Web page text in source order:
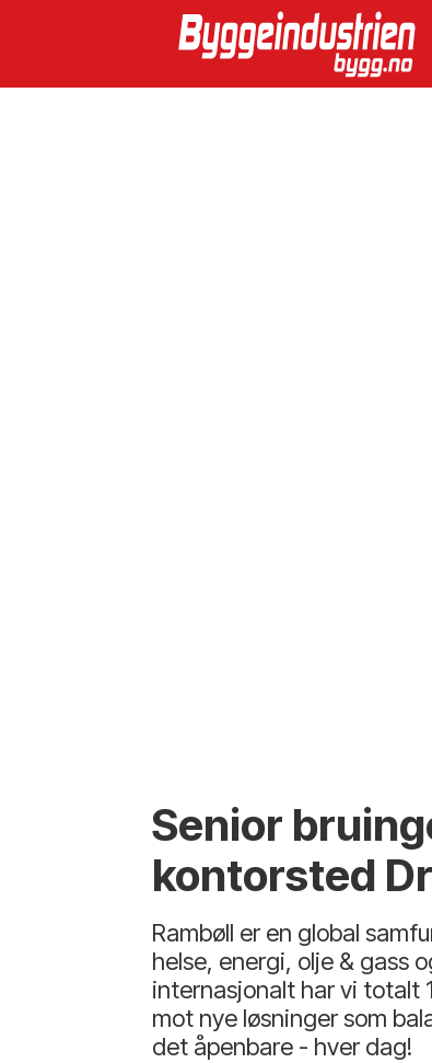
Senior
kontorsted
Rambøll er en global
helse, energi, olje & gass
internasjonalt har vi totalt
mot nye løsninger som
det åpenbare - hver dag!